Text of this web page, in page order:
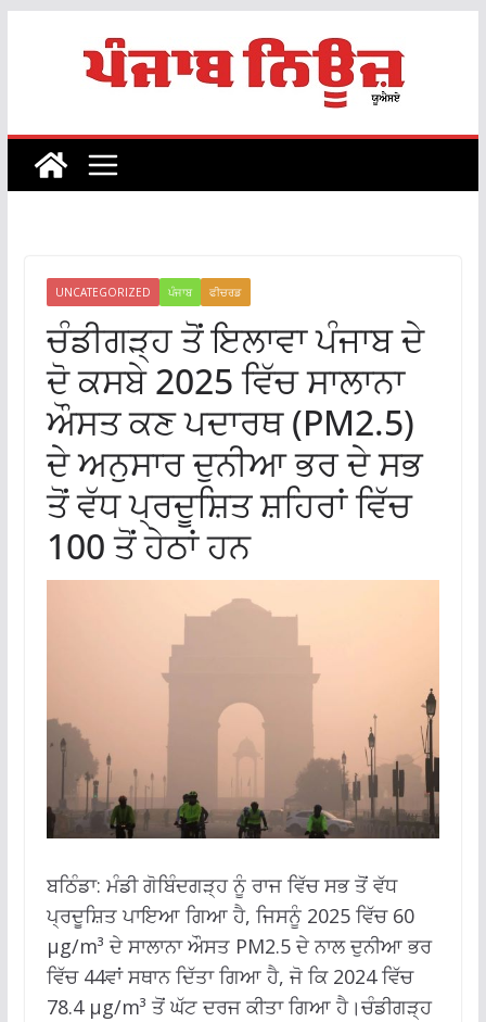
UNCATEGORIZED ਪੰਜਾਬ ਫੀਚਰਡ
ਚੰਡੀਗੜ੍ਹ ਤੋਂ ਇਲਾਵਾ ਪੰਜਾਬ ਦੇ
ਦੋ ਕਸਬੇ 2025 ਵਿੱਚ ਸਾਲਾਨਾ
ਔਸਤ ਕਣ ਪਦਾਰਥ (PM2.5)
ਦੇ ਅਨੁਸਾਰ ਦੁਨੀਆ ਭਰ ਦੇ ਸਭ
ਤੋਂ ਵੱਧ ਪ੍ਰਦੂਸ਼ਿਤ ਸ਼ਹਿਰਾਂ ਵਿੱਚ
100 ਤੋਂ ਹੇਠਾਂ ਹਨ
ਬਠਿੰਡਾ: ਮੰਡੀ ਗੋਬਿੰਦਗੜ੍ਹ ਨੂੰ ਰਾਜ ਵਿੱਚ ਸਭ ਤੋਂ ਵੱਧ
ਪ੍ਰਦੂਸ਼ਿਤ ਪਾਇਆ ਗਿਆ ਹੈ, ਜਿਸਨੂੰ 2025 ਵਿੱਚ 60
µg/m³ ਦੇ ਸਾਲਾਨਾ ਔਸਤ PM2.5 ਦੇ ਨਾਲ ਦੁਨੀਆ ਭਰ
ਵਿੱਚ 44ਵਾਂ ਸਥਾਨ ਦਿੱਤਾ ਗਿਆ ਹੈ, ਜੋ ਕਿ 2024 ਵਿੱਚ
78.4 µg/m³ ਤੋਂ ਘੱਟ ਦਰਜ ਕੀਤਾ ਗਿਆ ਹੈ।ਚੰਡੀਗੜ੍ਹ